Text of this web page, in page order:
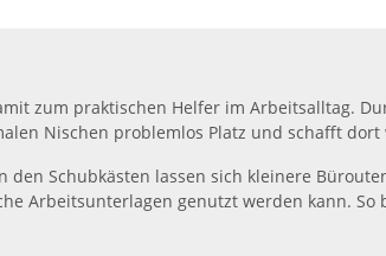
zum praktischen Helfer im Arbeitsalltag.
Nischen problemlos Platz und schafft
Schubkästen lassen sich kleinere
Arbeitsunterlagen genutzt werden kann.